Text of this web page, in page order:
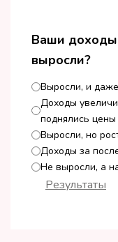
Ваши доходы
выросли?
Выросли, и
Доходы
поднялись цены
Выросли, но
Доходы за
Не выросли, а
Результаты